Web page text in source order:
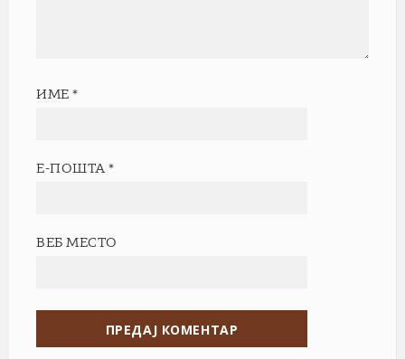
ИМЕ*
Е-ПОШТА*
ВЕБ МЕСТО